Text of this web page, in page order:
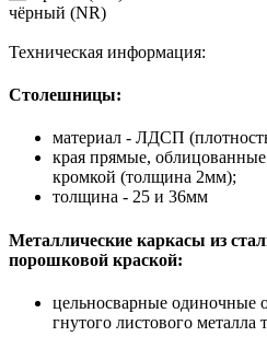
чёрный (NR)
Техническая информация:
Столешницы:
материал - ЛДСП
края прямые,
кромкой (толщина 2мм);
толщина - 25 и 36мм
Металлические каркасы из
порошковой краской:
цельносварные одиночные
гнутого листового